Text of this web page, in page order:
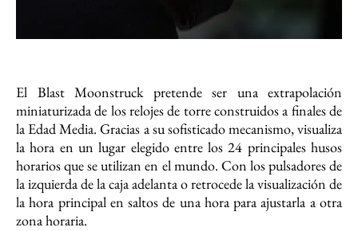
El Blast Moonstruck pretende ser una extrapolación
miniaturizada de los relojes de torre construidos a finales de
la Edad Media. Gracias a su sofisticado mecanismo, visualiza
la hora en un lugar elegido entre los 24 principales husos
horarios que se utilizan en el mundo. Con los pulsadores de
la izquierda de la caja adelanta o retrocede la visualización de
la hora principal en saltos de una hora para ajustarla a otra
zona horaria.